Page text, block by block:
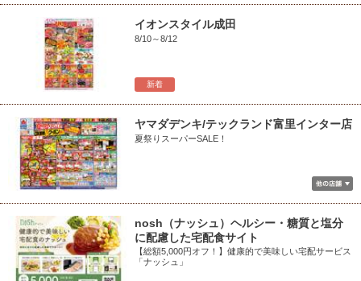
新着
イオンスタイル成田
8/10～8/12
ヤマダデンキ/テックランド富里インター店
夏祭りスーパーSALE！
nosh（ナッシュ）ヘルシー・糖質と塩分
に配慮した宅配食サイト
【総額5,000円オフ！】健康的で美味しい宅配サービス
「ナッシュ」